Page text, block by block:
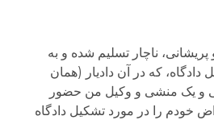
ناچار تسلیم شده و به
که در آن دادیار (همان
و یک منشی و وکیل من حضور
خودم را در مورد تشکیل دادگاه